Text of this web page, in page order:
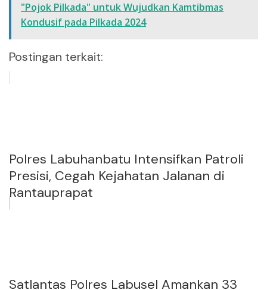
"Pojok Pilkada" untuk Wujudkan Kamtibmas
Kondusif pada Pilkada 2024
Postingan terkait:
Polres Labuhanbatu Intensifkan Patroli
Presisi, Cegah Kejahatan Jalanan di
Rantauprapat
Satlantas Polres Labusel Amankan 33